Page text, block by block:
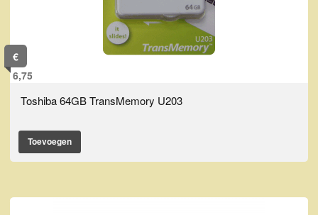
€
6,75
Toshiba 64GB TransMemory U203
Toevoegen